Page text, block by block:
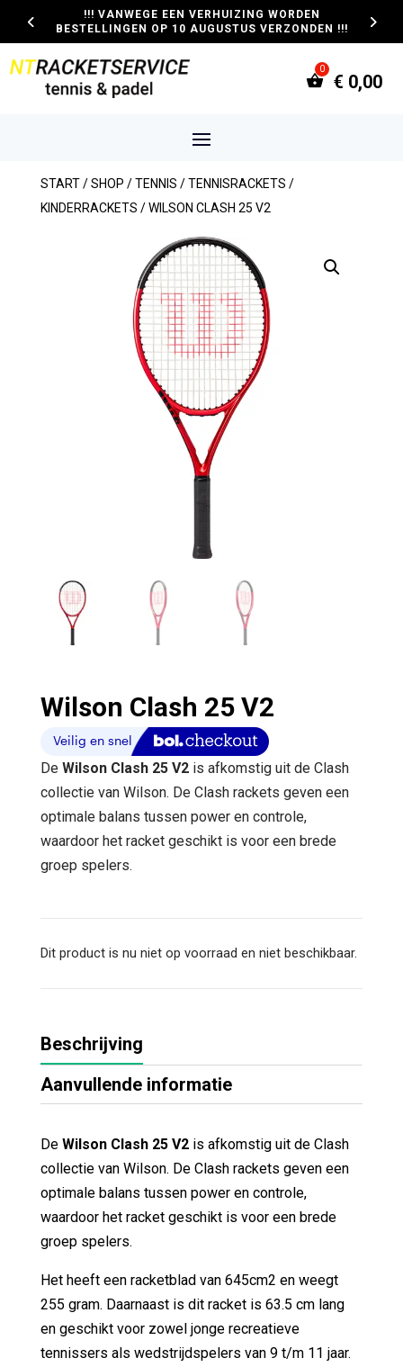
!!! VANWEGE EEN VERHUIZING WORDEN
BESTELLINGEN OP 10 AUGUSTUS VERZONDEN !!!
€ 0,00
START/SHOP /TENNIS /TENNISRACKETS /
KINDERRACKETS / WILSON CLASH 25 V2
Wilson Clash 25 V2
De Wilson Clash 25 V2 is afkomstig uit de Clash
collectie van Wilson. De Clash rackets geven een
optimale balans tussen power en controle,
waardoor het racket geschikt is voor een brede
groep spelers.
Dit product is nu niet op voorraad en niet beschikbaar.
Beschrijving
Aanvullende informatie
De Wilson Clash 25 V2 is afkomstig uit de Clash
collectie van Wilson. De Clash rackets geven een
optimale balans tussen power en controle,
waardoor het racket geschikt is voor een brede
groep spelers.
Het heeft een racketblad van 645cm2 en weegt
255 gram. Daarnaast is dit racket is 63.5 cm lang
en geschikt voor zowel jonge recreatieve
tennissers als wedstrijdspelers van 9 t/m 11 jaar.